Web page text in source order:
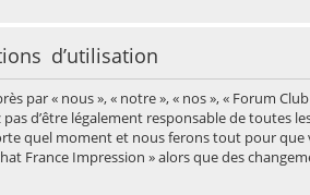
d’utilisation
par « nous », « notre », « nos », « Forum
d’être légalement responsable de toutes
quel moment et nous ferons tout pour
France Impression » alors que des